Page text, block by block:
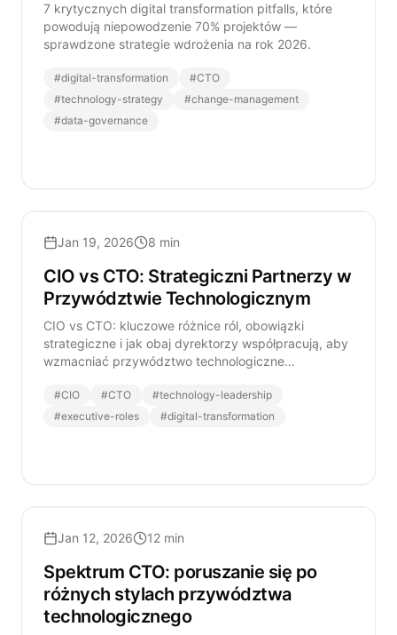
7 krytycznych digital transformation pitfalls, które
powodują niepowodzenie 70% projektów —
sprawdzone strategie wdrożenia na rok 2026.
#digital-transformation #CTO
#technology-strategy #change-management
#data-governance
Jan 19, 2026 8 min
CIO vs CTO: Strategiczni Partnerzy w
Przywództwie Technologicznym
CIO vs CTO: kluczowe różnice ról, obowiązki
strategiczne i jak obaj dyrektorzy współpracują, aby
wzmacniać przywództwo technologiczne
#CIO #CTO #technology-leadership
#executive-roles #digital-transformation
Jan 12, 2026 12 min
Spektrum CTO: poruszanie się po
różnych stylach przywództwa
technologicznego